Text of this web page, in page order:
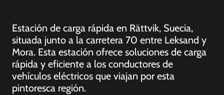
Estación de carga rápida en Rättvik, Suecia,
situada junto a la carretera 70 entre Leksand y
Mora. Esta estación ofrece soluciones de carga
rápida y eficiente a los conductores de
vehículos eléctricos que viajan por esta
pintoresca región.